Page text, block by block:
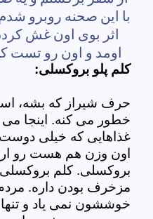
با این صحنه روبرو
اثر بوی اون غش
اومد و اون رو تست
کلم پلو بروکسلی:
حرف شیراز که بشه،
خطور می کنه. اینجا می
غذاهایی که خیلی دوست
اون وزن هم هست رو
بروکسلی. کلم
مزخرف بودن داره.
خوششون نمی یاد و تنها